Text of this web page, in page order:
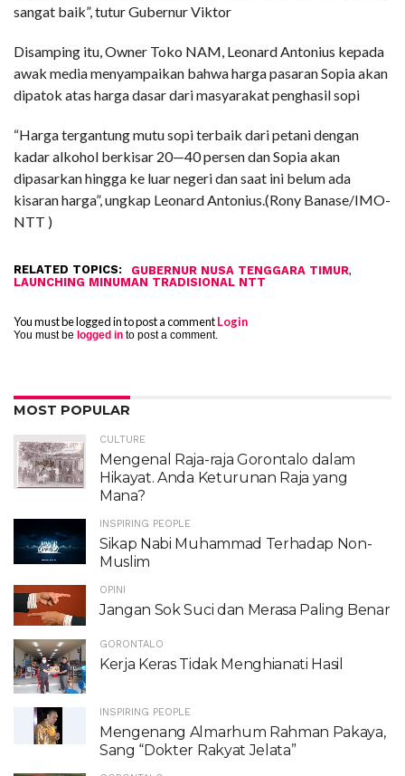
sangat baik”, tutur Gubernur Viktor
Disamping itu, Owner Toko NAM, Leonard Antonius kepada
awak media menyampaikan bahwa harga pasaran Sopia akan
dipatok atas harga dasar dari masyarakat penghasil sopi
“Harga tergantung mutu sopi terbaik dari petani dengan
kadar alkohol berkisar 20—40 persen dan Sopia akan
dipasarkan hingga ke luar negeri dan saat ini belum ada
kisaran harga”, ungkap Leonard Antonius.(Rony Banase/IMO-
NTT )
RELATED TOPICS: GUBERNUR NUSA TENGGARA TIMUR,
LAUNCHING MINUMAN TRADISIONAL NTT
You must be logged in to post a commentLogin
You must be logged in to post a comment.
MOST POPULAR
CULTURE
Mengenal Raja-raja Gorontalo dalam
Hikayat. Anda Keturunan Raja yang
Mana?
INSPIRING PEOPLE
Sikap Nabi Muhammad Terhadap Non-
Muslim
OPINI
Jangan Sok Suci dan Merasa Paling Benar
GORONTALO
Kerja Keras Tidak Menghianati Hasil
INSPIRING PEOPLE
Mengenang Almarhum Rahman Pakaya,
Sang “Dokter Rakyat Jelata”